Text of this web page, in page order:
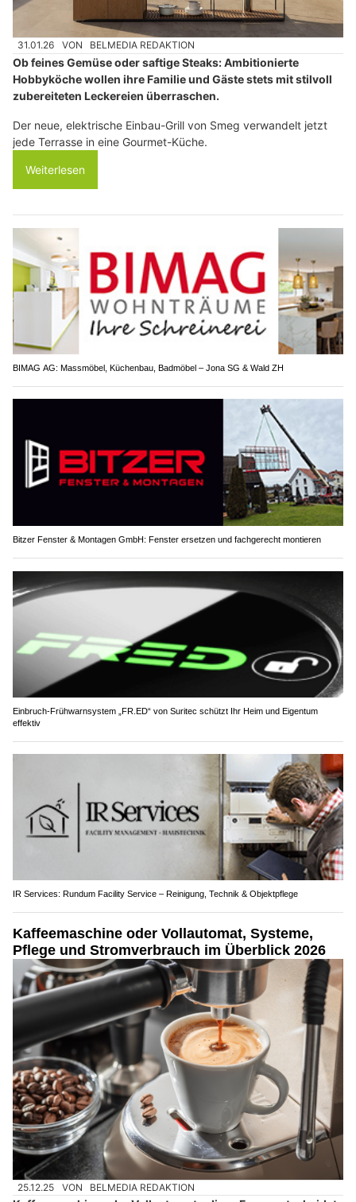
31.01.26 VON BELMEDIA REDAKTION
Ob feines Gemüse oder saftige Steaks: Ambitionierte
Hobbyköche wollen ihre Familie und Gäste stets mit stilvoll
zubereiteten Leckereien überraschen.
Der neue, elektrische Einbau-Grill von Smeg verwandelt jetzt
jede Terrasse in eine Gourmet-Küche.
Weiterlesen
BIMAG AG: Massmöbel, Küchenbau, Badmöbel – Jona SG & Wald ZH
Bitzer Fenster & Montagen GmbH: Fenster ersetzen und fachgerecht montieren
Einbruch-Frühwarnsystem „FR.ED“ von Suritec schützt Ihr Heim und Eigentum
effektiv
IR Services: Rundum Facility Service – Reinigung, Technik & Objektpflege
Kaffeemaschine oder Vollautomat, Systeme,
Pflege und Stromverbrauch im Überblick 2026
25.12.25 VON BELMEDIA REDAKTION